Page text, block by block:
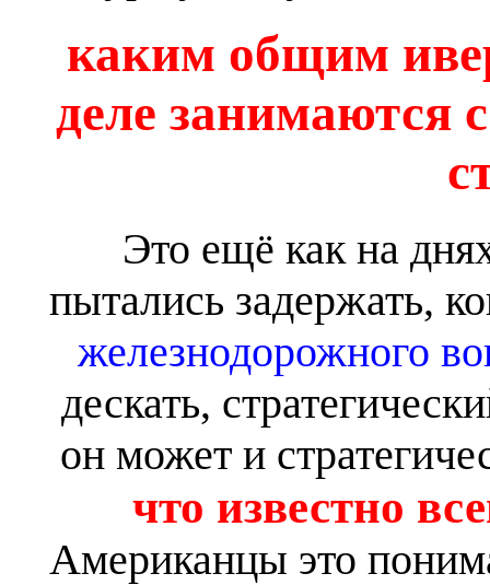
каким общим
деле занимаются
Это ещё как на
пытались задержать,
железнодорожного
дескать,
он может и
что известно
Американцы это